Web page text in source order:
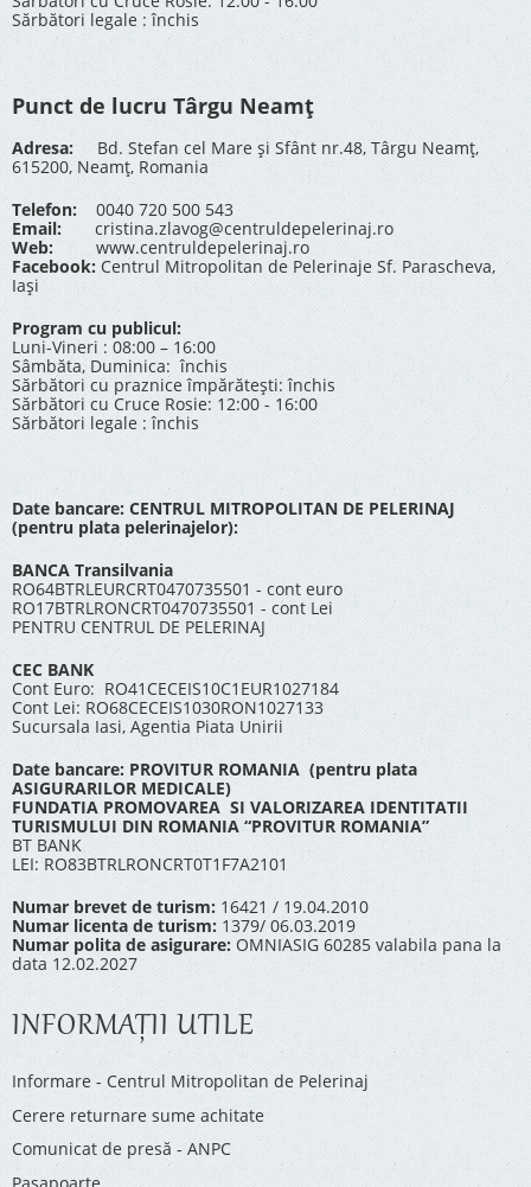
Sărbători legale : închis
Punct de lucru Târgu Neamț
Adresa: Bd. Stefan cel Mare și Sfânt nr.48, Târgu Neamț,
615200, Neamț, Romania
Telefon: 0040 720 500 543
Email:
cristina.zlavog@centruldepelerinaj.ro
Web:
www.centruldepelerinaj.ro
Facebook: Centrul Mitropolitan de Pelerinaje Sf. Parascheva,
Iași
Program cu publicul:
Luni-Vineri : 08:00 – 16:00
Sâmbăta, Duminica: închis
Sărbători cu praznice împărătești: închis
Sărbători cu Cruce Rosie: 12:00 - 16:00
Sărbători legale : închis
Date bancare: CENTRUL MITROPOLITAN DE PELERINAJ
(pentru plata pelerinajelor):
BANCA Transilvania
RO64BTRLEURCRT0470735501 - cont euro
RO17BTRLRONCRT0470735501 - cont Lei
PENTRU CENTRUL DE PELERINAJ
CEC BANK
Cont Euro: RO41CECEIS10C1EUR1027184
Cont Lei: RO68CECEIS1030RON1027133
Sucursala Iasi, Agentia Piata Unirii
Date bancare: PROVITUR ROMANIA (pentru plata
ASIGURARILOR MEDICALE)
FUNDATIA PROMOVAREA SI VALORIZAREA IDENTITATII
TURISMULUI DIN ROMANIA “PROVITUR ROMANIA”
BT BANK
LEI: RO83BTRLRONCRT0T1F7A2101
Numar brevet de turism: 16421 / 19.04.2010
Numar licenta de turism: 1379/ 06.03.2019
Numar polita de asigurare: OMNIASIG 60285 valabila pana la
data 12.02.2027
INFORMAŢII UTILE
Informare - Centrul Mitropolitan de Pelerinaj
Cerere returnare sume achitate
Comunicat de presă - ANPC